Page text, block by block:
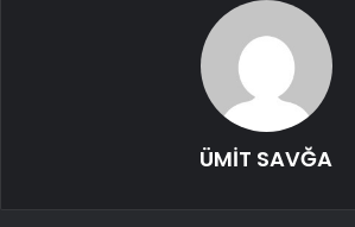
ÜMİT SAVĞA